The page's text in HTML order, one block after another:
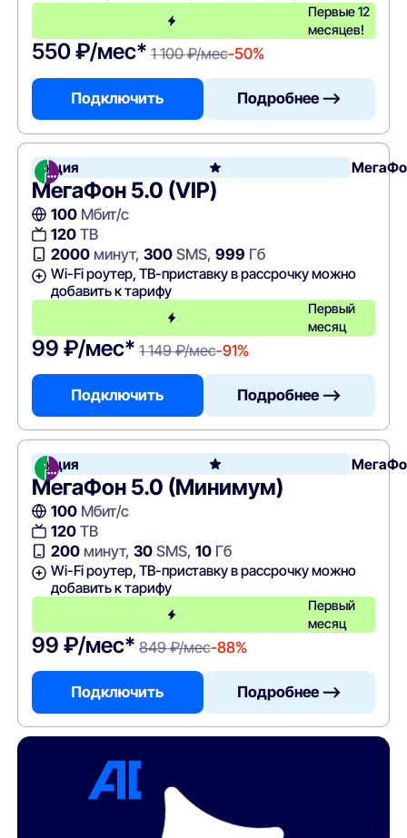
Первые 12
месяцев!
550 ₽/мес* 1 100 ₽/мес-50%
Подключить Подробнее —>
Акция
МегаФон 5.0 (VIP)
100Мбит/с
120ТВ
2000минут, 300SMS, 999 Гб
Wi-Fi роутер, ТВ-приставку в рассрочку можно
добавить к тарифу
Первый
месяц
99 ₽/мес* 1 149 ₽/мес-91%
Подключить Подробнее —>
Акция
МегаФон 5.0 (Минимум)
100Мбит/с
120ТВ
200минут, 30SMS, 10Гб
Wi-Fi роутер, ТВ-приставку в рассрочку можно
добавить к тарифу
Первый
месяц
99 ₽/мес* 849 ₽/мес-88%
Подключить Подробнее —>